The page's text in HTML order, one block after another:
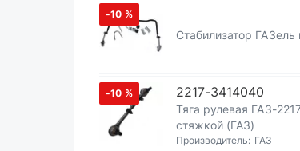
-10 %
Стабилизатор
-10 % 2217-3414040
Тяга рулевая ГАЗ-
стяжкой (ГАЗ)
Производитель: ГАЗ